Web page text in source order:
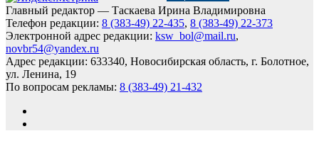
Главный редактор — Таскаева Ирина Владимировна
Телефон редакции: 8 (383-49) 22-435, 8 (383-49) 22-373
Электронной адрес редакции: ksw_bol@mail.ru,
novbr54@yandex.ru
Адрес редакции: 633340, Новосибирская область, г. Болотное,
ул. Ленина, 19
По вопросам рекламы: 8 (383-49) 21-432